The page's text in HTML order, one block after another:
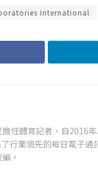
International
任體育記者，自2016
行業領先的每日電子通
。